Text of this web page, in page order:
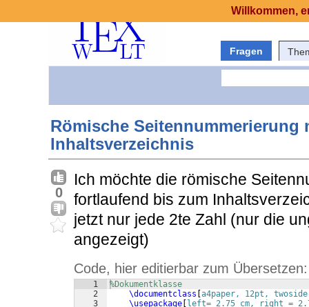
Fragen
Römische
Inhaltsverzeichnis
0
Ich möchte die römische
fortlaufend bis zum
jetzt nur jede 2te Zahl (nur die
angezeigt)
Code, hier editierbar zum Übersetzen:
1
2
3
%Dokumentklasse
\documentclass a4paper, 12pt,
\usepackage
left= 2.75 cm, right =
Willkommen,